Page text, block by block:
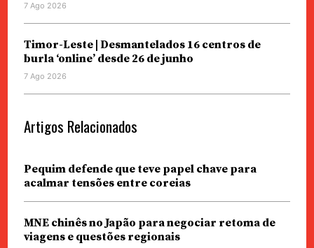
7 Ago 2026
Timor-Leste | Desmantelados 16 centros de
burla ‘online’ desde 26 de junho
7 Ago 2026
Artigos Relacionados
Pequim defende que teve papel chave para
acalmar tensões entre coreias
MNE chinês no Japão para negociar retoma de
viagens e questões regionais